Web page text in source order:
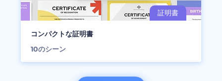
コンパクトな証明書
10のシーン